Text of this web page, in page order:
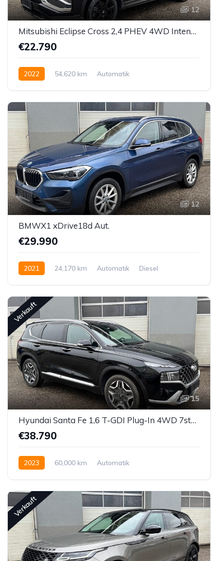
12
Mitsubishi Eclipse Cross 2,4 PHEV 4WD Intense CVT Aut.
€22.790
2022 54,620 km
Automatik
12
BMWX1 xDrive18d Aut.
€29.990
2021 24,170 km Automatik
Diesel
Verkauft
15
Hyundai Santa Fe 1,6 T-GDI Plug-In 4WD 7stz. Luxury Line Aut.
€38.790
2023 60,000 km
Automatik
Verkauft